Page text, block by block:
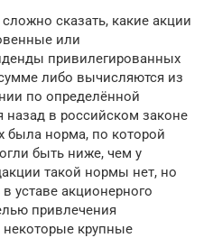
сказать, какие акции
или
привилегированных
либо вычисляются из
по определённой
в российском законе
была норма, по которой
быть ниже, чем у
такой нормы нет, но
уставе акционерного
привлечения
крупные